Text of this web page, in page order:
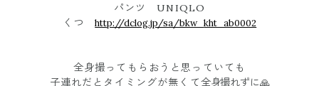
パンツ UNIQLO
くつhttp://dclog.jp/sa/bkw_kht_ab0002
全身撮ってもらおうと思っていても
子連れだとタイミングが無くて全身撮れずに🙏